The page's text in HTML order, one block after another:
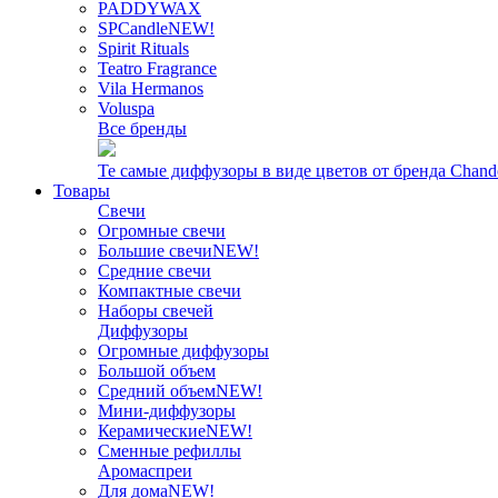
PADDYWAX
SPCandleNEW!
Spirit Rituals
Teatro Fragrance
Vila Hermanos
Voluspa
Все бренды
Те самые диффузоры в виде цветов от бренда
Товары
Свечи
Огромные свечи
Большие свечиNEW!
Средние свечи
Компактные свечи
Наборы свечей
Диффузоры
Огромные диффузоры
Большой объем
Средний объемNEW!
Мини-диффузоры
КерамическиеNEW!
Сменные рефиллы
Аромаспреи
Для домаNEW!